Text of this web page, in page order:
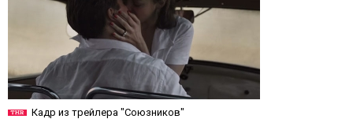
Кадр из трейлера "Союзников"